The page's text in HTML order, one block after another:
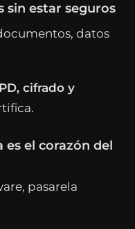
sin estar seguros
datos
cifrado y
el corazón del
pasarela